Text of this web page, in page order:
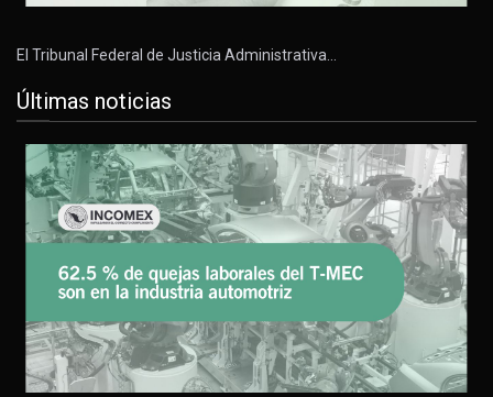
El Tribunal Federal de Justicia Administrativa…
Últimas noticias